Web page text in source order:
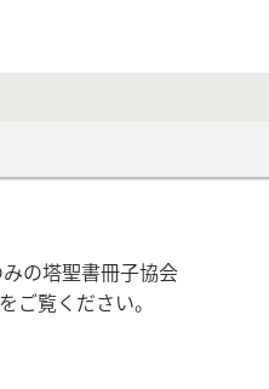
の塔聖書冊子協会
ご覧ください。